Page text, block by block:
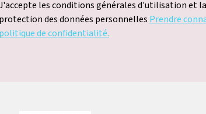
les conditions générales d'utilisation et
protection des données personnelles Prendre
politique de confidentialité.